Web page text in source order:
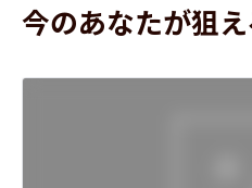
今のあなたが狙